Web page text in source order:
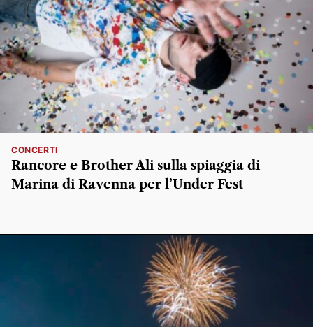
CONCERTI
Rancore e Brother Ali sulla spiaggia di
Marina di Ravenna per l’Under Fest